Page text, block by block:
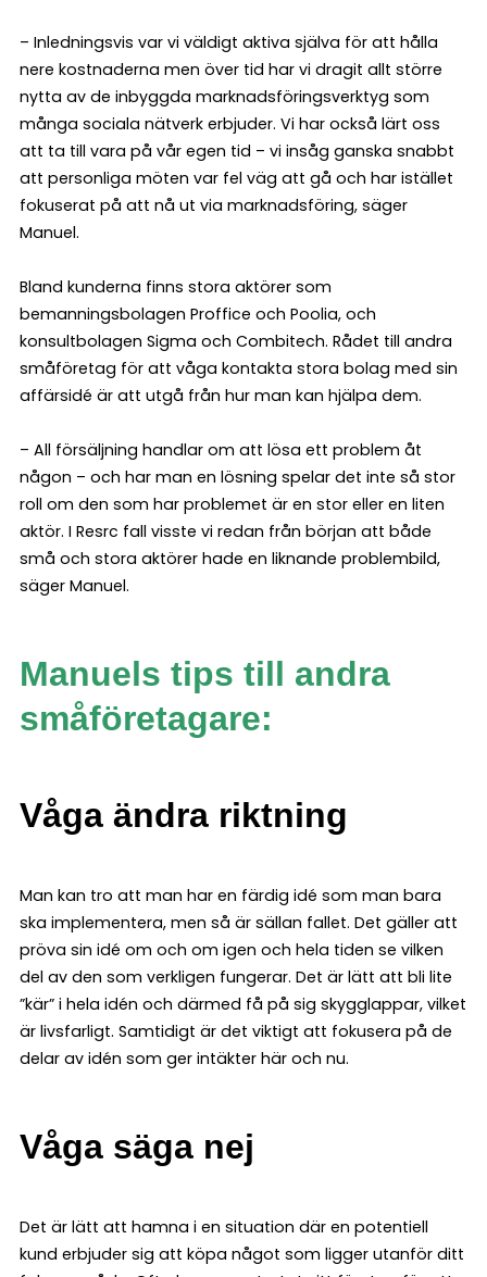
– Inledningsvis var vi väldigt aktiva själva för att hålla
nere kostnaderna men över tid har vi dragit allt större
nytta av de inbyggda marknadsföringsverktyg som
många sociala nätverk erbjuder. Vi har också lärt oss
att ta till vara på vår egen tid – vi insåg ganska snabbt
att personliga möten var fel väg att gå och har istället
fokuserat på att nå ut via marknadsföring, säger
Manuel.
Bland kunderna finns stora aktörer som
bemanningsbolagen Proffice och Poolia, och
konsultbolagen Sigma och Combitech. Rådet till andra
småföretag för att våga kontakta stora bolag med sin
affärsidé är att utgå från hur man kan hjälpa dem.
– All försäljning handlar om att lösa ett problem åt
någon – och har man en lösning spelar det inte så stor
roll om den som har problemet är en stor eller en liten
aktör. I Resrc fall visste vi redan från början att både
små och stora aktörer hade en liknande problembild,
säger Manuel.
Manuels tips till andra
småföretagare:
Våga ändra riktning
Man kan tro att man har en färdig idé som man bara
ska implementera, men så är sällan fallet. Det gäller att
pröva sin idé om och om igen och hela tiden se vilken
del av den som verkligen fungerar. Det är lätt att bli lite
”kär” i hela idén och därmed få på sig skygglappar, vilket
är livsfarligt. Samtidigt är det viktigt att fokusera på de
delar av idén som ger intäkter här och nu.
Våga säga nej
Det är lätt att hamna i en situation där en potentiell
kund erbjuder sig att köpa något som ligger utanför ditt